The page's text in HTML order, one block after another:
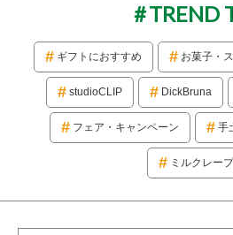
TREND
ギフトにおすすめ お菓子・
studioCLIP DickBruna
フェア・キャンペーン 手
ミルクレープ